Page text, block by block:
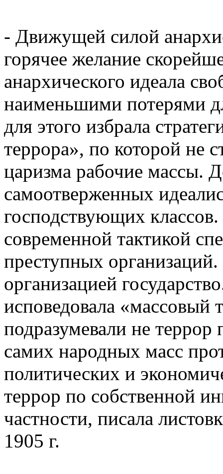
- Движущей силой
горячее желание
анархического идеала
наименьшими потерями
для этого избрала
террора», по которой не
царизма рабочие массы.
самоотверженных
господствующих
современной тактикой
преступных
организацией
исповедовала
подразумевали не террор
самих народных масс
политических и
террор по собственной
частности, писала
1905 г.